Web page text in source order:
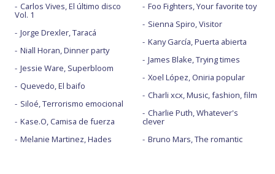
Carlos Vives, El último disco
Vol. 1
Jorge Drexler, Taracá
Niall Horan, Dinner party
Jessie Ware, Superbloom
Quevedo, El baifo
Siloé, Terrorismo emocional
Kase.O, Camisa de fuerza
Melanie Martinez, Hades
Foo Fighters, Your favorite toy
Sienna Spiro, Visitor
Kany García, Puerta abierta
James Blake, Trying times
Xoel López, Oniria popular
Charli xcx, Music, fashion, film
Charlie Puth, Whatever's
clever
Bruno Mars, The romantic